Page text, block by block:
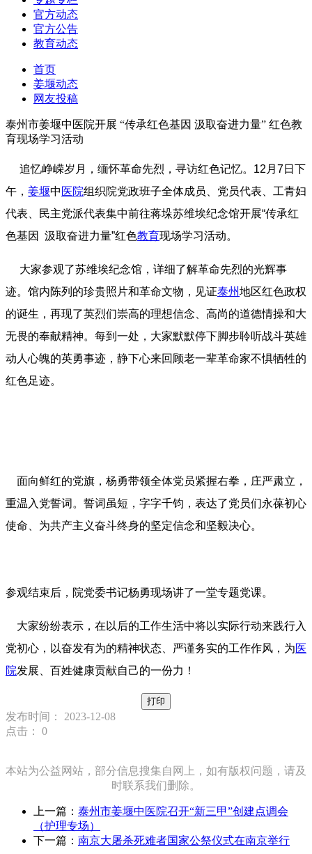
官方动态
官方公告
教育动态
首页
姜堰动态
网友投稿
泰州市姜堰中医院开展 “传承红色基因 汲取奋进力量” 红色教
育现场学习活动
追忆峥嵘岁月，缅怀革命先烈，寻访红色记忆。12月7日下
午， 姜堰中 医院组织院党政班子全体成员、党员代表、工青妇
代表、民主党派代表集中前往蒋垛苏维埃纪念馆开展“传承红
色基因 汲取奋进力量”红色教育现场学习活动。
大家参观了苏维埃纪念馆，详细了解革命先烈的光辉事
迹。馆内陈列的珍贵照片和革命文物，见证泰州地区红色政权
的诞生，再现了英烈们崇高的理想信念、高尚的道德情操和大
无畏的奉献精神。每到一处，大家默默停下脚步聆听战斗英雄
动人心魄的英勇事迹，静下心来回顾老一辈革命家不惧牺牲的
红色足迹。
面向鲜红的党旗，杨勇带领全体党员紧握右拳，庄严肃立，
重温入党誓词。誓词虽短，字字千钧，表达了党员们永葆初心
使命、为共产主义奋斗终身的坚定信念和坚毅决心。
参观结束后，院党委书记杨勇现场讲了一堂专题党课。
大家纷纷表示，在以后的工作生活中将以实际行动来践行入
党初心，以奋发有为的精神状态、严谨务实的工作作风，为医
院发展、百姓健康贡献自己的一份力！
打印
发布时间： 2023-12-08
点击： 0
本站为公益网站，部分信息搜集自网上，如有版权问题，请及
时联系我们删除。
上一篇： 泰州市姜堰中医院召开“新三甲”创建点调会
（护理专场）
下一篇： 南京大屠杀死难者国家公祭仪式在南京举行